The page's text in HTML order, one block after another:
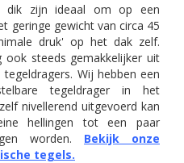
dik zijn ideaal om op een
geringe gewicht van circa 45
druk' op het dak zelf.
ook steeds gemakkelijker uit
Wij hebben een
tegeldrager in het
nivellerend uitgevoerd kan
hellingen tot een paar
worden. Bekijk onze
tegels.